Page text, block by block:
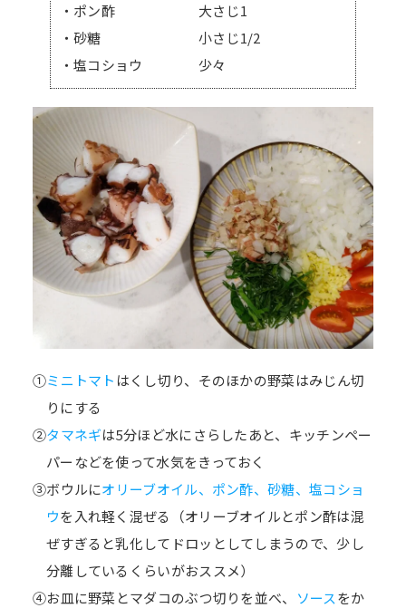
・ポン酢 大さじ1
・砂糖 小さじ1/2
・塩コショウ 少々
①ミニトマト はくし切り、そのほかの野菜はみじん切
りにする
②タマネギは5分ほど水にさらしたあと、キッチンペー
パーなどを使って水気をきっておく
③ボウルにオリーブオイル、ポン酢、砂糖、塩コショ
ウを入れ軽く混ぜる（オリーブオイルとポン酢は混
ぜすぎると乳化してドロッとしてしまうので、少し
分離しているくらいがおススメ）
④お皿に野菜とマダコのぶつ切りを並べ、
ソースをか